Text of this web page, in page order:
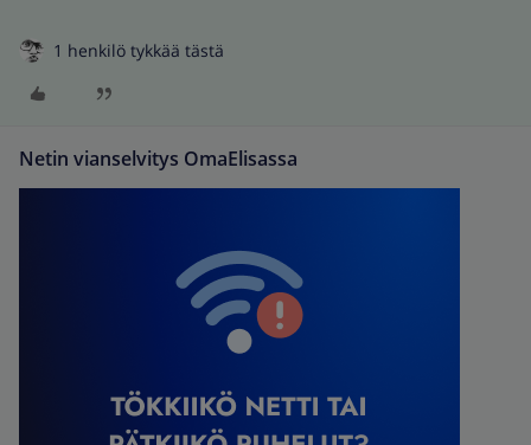
1 henkilö tykkää tästä
Netin vianselvitys OmaElisassa